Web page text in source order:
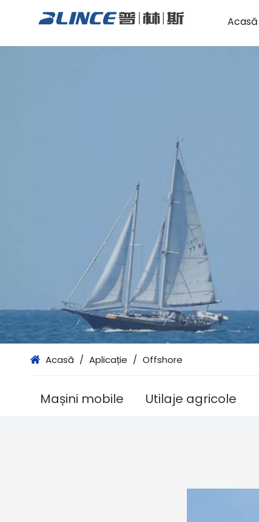
Acasă
Acasă / Aplicație / Offshore
Mașini mobile Utilaje agricole